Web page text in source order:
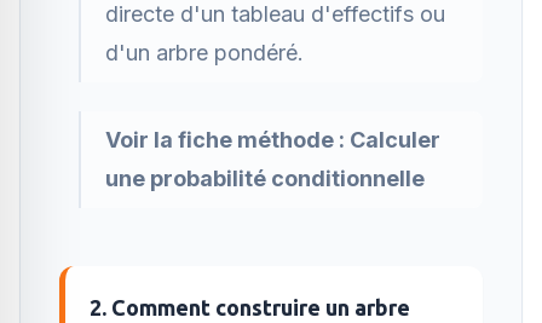
directe d'un tableau d'effectifs ou
d'un arbre pondéré.
Voir la fiche méthode : Calculer
une probabilité conditionnelle
2. Comment construire un arbre